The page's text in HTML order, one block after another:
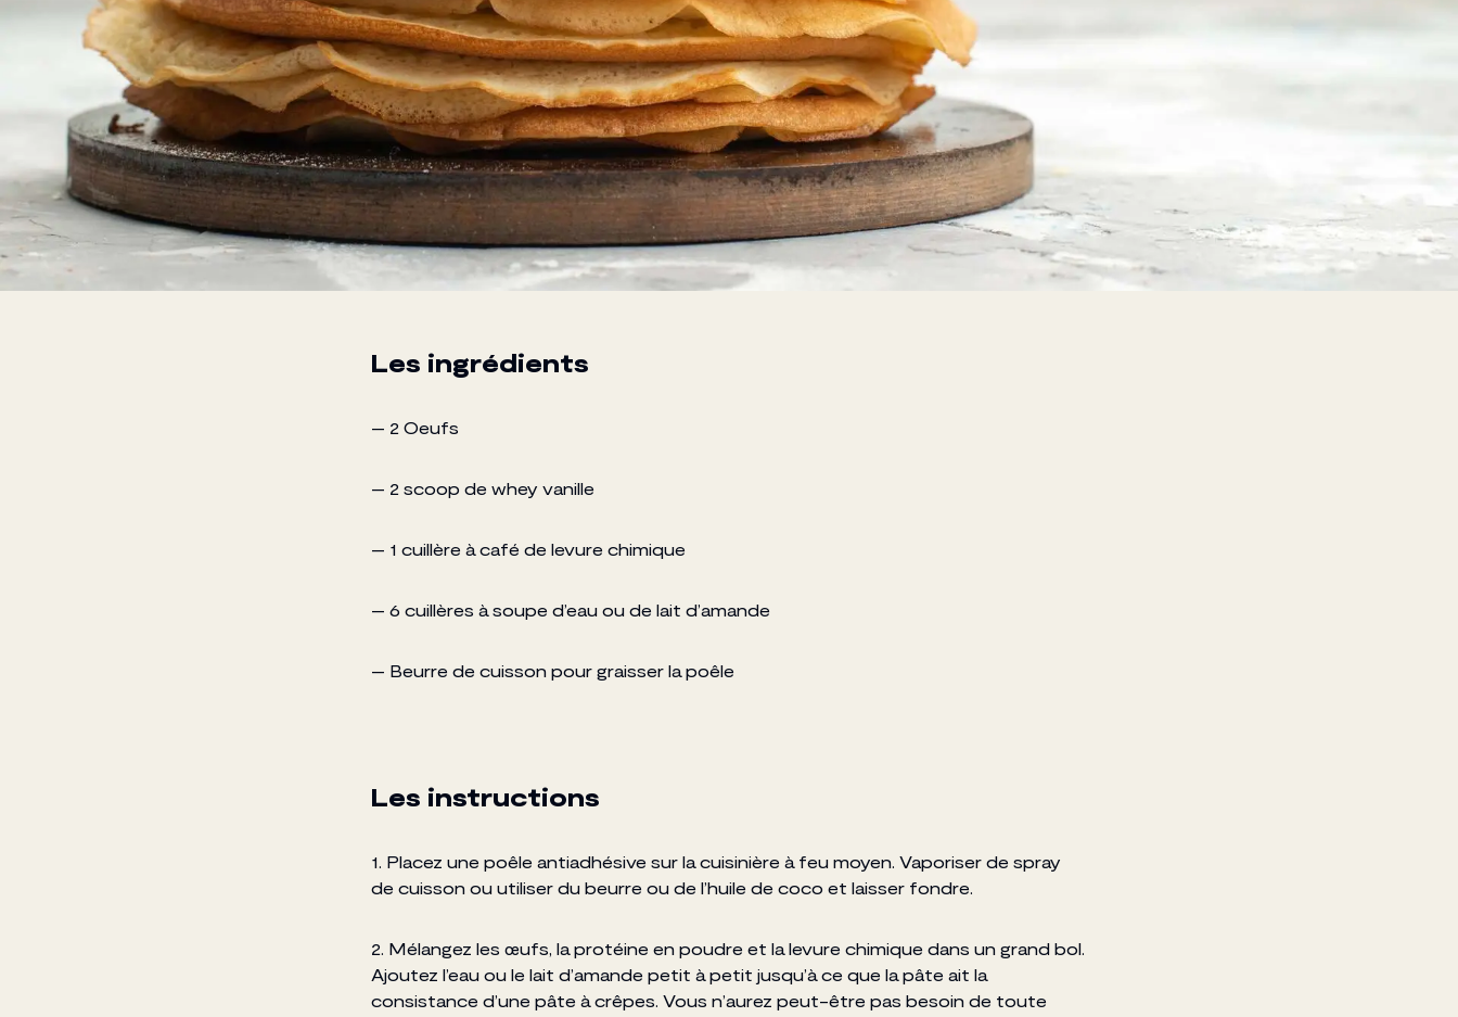
Les ingrédients
– 2 Oeufs
– 2 scoop de whey vanille
– 1 cuillère à café de levure chimique
– 6 cuillères à soupe d’eau ou de lait d’amande
– Beurre de cuisson pour graisser la poêle
Les instructions
1. Placez une poêle antiadhésive sur la cuisinière à feu moyen. Vaporiser de spray
de cuisson ou utiliser du beurre ou de l’huile de coco et laisser fondre.
2. Mélangez les œufs, la protéine en poudre et la levure chimique dans un grand bol.
Ajoutez l’eau ou le lait d’amande petit à petit jusqu’à ce que la pâte ait la
consistance d’une pâte à crêpes. Vous n’aurez peut-être pas besoin de toute